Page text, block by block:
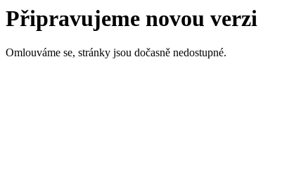
Připravujeme novou verzi
Omlouváme se, stránky jsou dočasně nedostupné.